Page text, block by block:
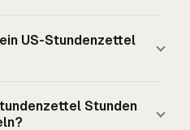
Arbeitnehmer zu
Stundenzettel-
Timer oder Stundenzettel-
US-Stundenzettel
FLSA fallen, müssen
Stunden